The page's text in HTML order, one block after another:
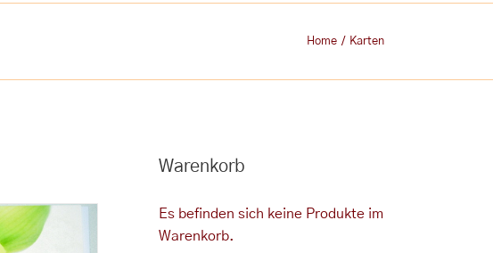
Home / Karten
Warenkorb
Es befinden sich keine Produkte im
Warenkorb.